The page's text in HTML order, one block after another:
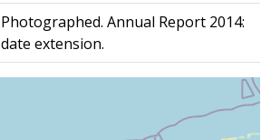
Photographed. Annual Report 2014:
date extension.